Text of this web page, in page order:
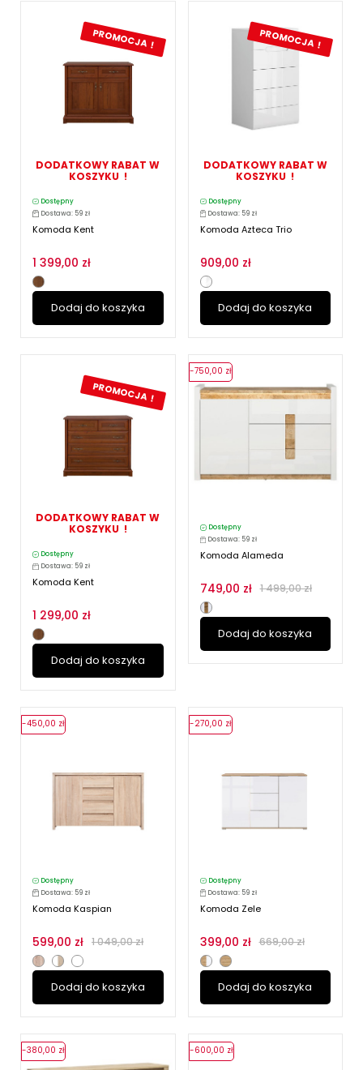
PROMOCJA !
DODATKOWY RABAT W
KOSZYKU !
Dostępny
Dostawa: 59 zł
Komoda Kent
1 399,00 zł
Dodaj do koszyka
PROMOCJA !
DODATKOWY RABAT W
KOSZYKU !
Dostępny
Dostawa: 59 zł
Komoda Azteca Trio
909,00 zł
Dodaj do koszyka
PROMOCJA !
DODATKOWY RABAT W
KOSZYKU !
Dostępny
Dostawa: 59 zł
Komoda Kent
1 299,00 zł
Dodaj do koszyka
Dostępny
Dostawa: 59 zł
Komoda Alameda
749,00 zł 1 499,00 zł
Dodaj do koszyka
-750,00 zł
Dostępny
Dostawa: 59 zł
Komoda Kaspian
599,00 zł 1 049,00 zł
Dodaj do koszyka
-450,00 zł
Dostępny
Dostawa: 59 zł
Komoda Zele
399,00 zł 669,00 zł
Dodaj do koszyka
-270,00 zł
-380,00 zł -600,00 zł